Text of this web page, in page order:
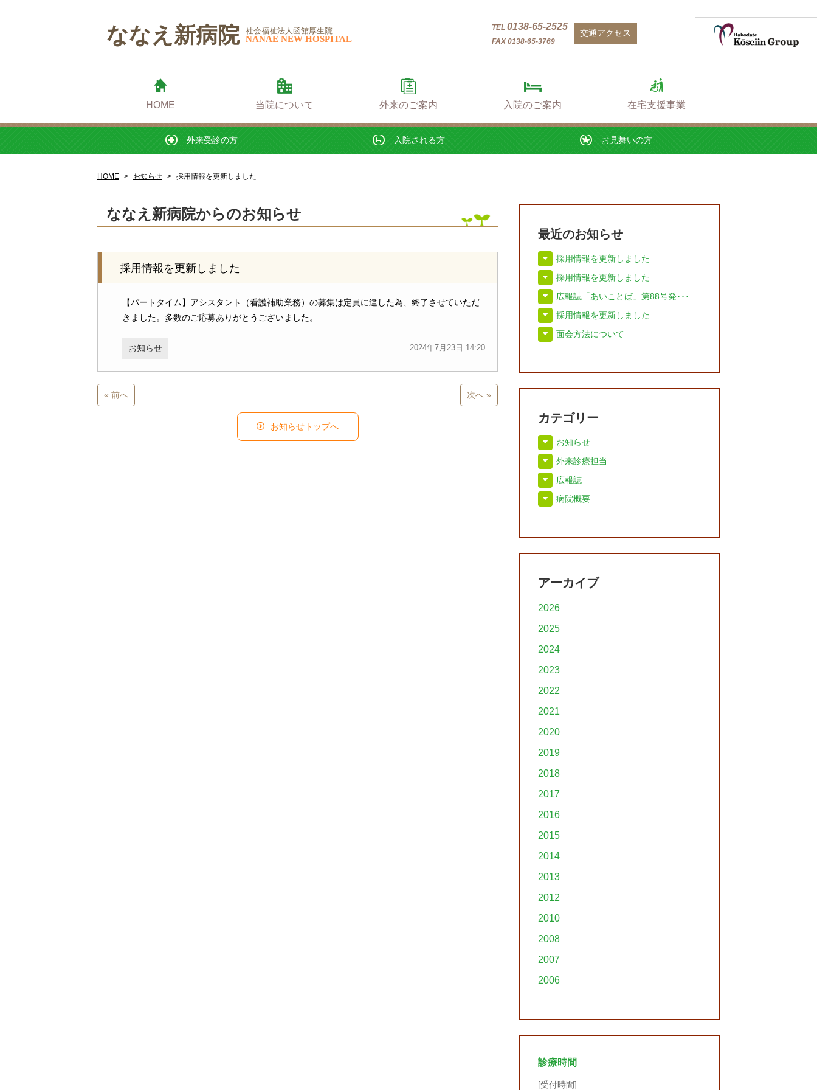
ななえ新病院 社会福祉法人函館厚生院
NANAE NEW HOSPITAL
TEL0138-65-2525
FAX 0138-65-3769
交通アクセス
HOME 当院について 外来のご案内 入院のご案内 在宅支援事業
外来受診の方 入院される方 お見舞いの方
HOME お知らせ 採用情報を更新しました
ななえ新病院からのお知らせ
採用情報を更新しました
【パートタイム】アシスタント（看護補助業務）の募集は定員に達した為、終了させていただ
きました。多数のご応募ありがとうございました。
お知らせ 2024年7月23日 14:20
« 前へ 次へ »
お知らせトップへ
最近のお知らせ
採用情報を更新しました
採用情報を更新しました
広報誌「あいことば」第88号発･･･
採用情報を更新しました
面会方法について
カテゴリー
お知らせ
外来診療担当
広報誌
病院概要
アーカイブ
2026
2025
2024
2023
2022
2021
2020
2019
2018
2017
2016
2015
2014
2013
2012
2010
2008
2007
2006
診療時間
[受付時間]